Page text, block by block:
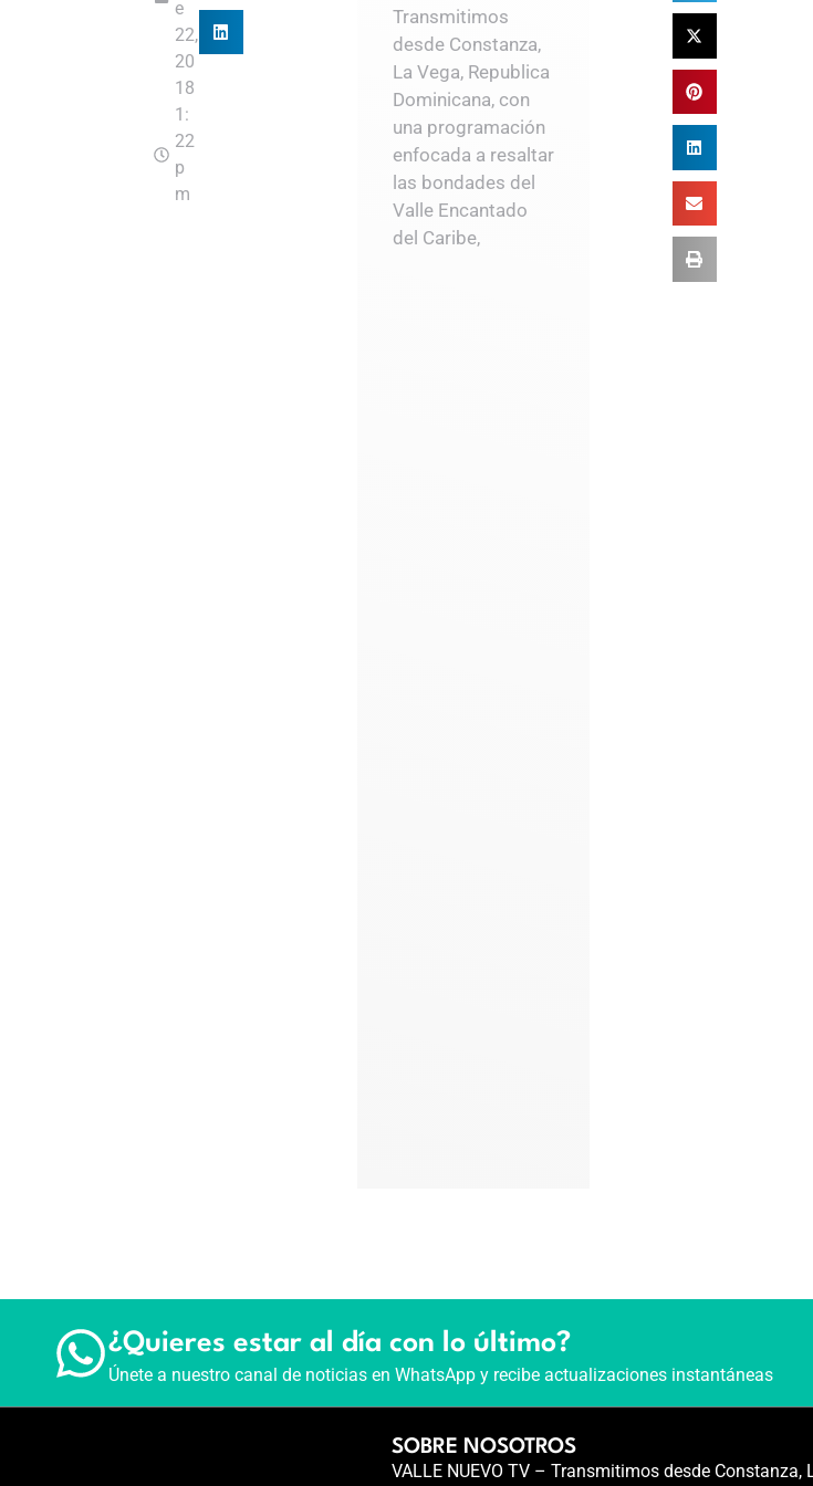
e
22,
20
18
1:
22
p
m
Transmitimos
desde Constanza,
La Vega, Republica
Dominicana, con
una programación
enfocada a resaltar
las bondades del
Valle Encantado
del Caribe,
¿Quieres estar al día con lo último?
Únete a nuestro canal de noticias en WhatsApp y recibe actualizaciones instantáneas
SOBRE NOSOTROS
VALLE NUEVO TV – Transmitimos desde